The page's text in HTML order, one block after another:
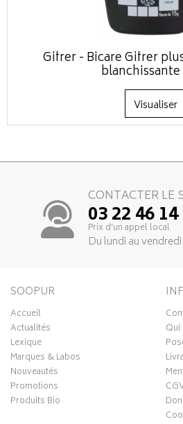
Gifrer - Bicare Gifrer
blanchissante
Visualiser
CONTACTER LE
03 22 46
Prix d’un appel local
Du lundi au
SOOPUR
Accueil
Actualités
Lexique
Marques & Labos
Nouveautés
Promotions
Produits Bio
Qui